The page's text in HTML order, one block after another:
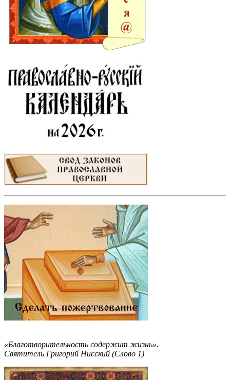
«Благотворительность содержит жизнь».
Святитель Григорий Нисский (Слово 1)